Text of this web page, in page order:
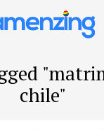
chile"